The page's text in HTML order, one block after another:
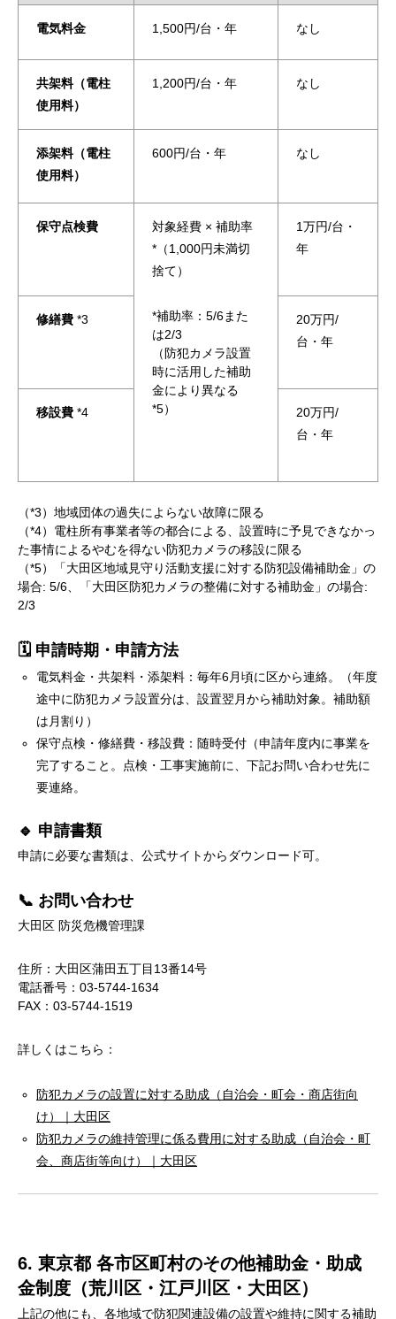
電気料金 1,500円/台・年 なし
共架料（電柱
使用料）
1,200円/台・年 なし
添架料（電柱
使用料）
600円/台・年 なし
保守点検費
対象経費 × 補助率
*（1,000円未満切
捨て）
*補助率：5/6また
は2/3
（防犯カメラ設置
時に活用した補助
金により異なる
*5）
1万円/台・
年
修繕費 *3
20万円/
台・年
移設費 *4
20万円/
台・年
（*3）地域団体の過失によらない故障に限る
（*4）電柱所有事業者等の都合による、設置時に予見できなかっ
た事情によるやむを得ない防犯カメラの移設に限る
（*5）「大田区地域見守り活動支援に対する防犯設備補助金」の
場合: 5/6、「大田区防犯カメラの整備に対する補助金」の場合:
2/3
🗓️ 申請時期・申請方法
電気料金・共架料・添架料：毎年6月頃に区から連絡。（年度
途中に防犯カメラ設置分は、設置翌月から補助対象。補助額
は月割り）
保守点検・修繕費・移設費：随時受付（申請年度内に事業を
完了すること。点検・工事実施前に、下記お問い合わせ先に
要連絡。
🔹 申請書類
申請に必要な書類は、公式サイトからダウンロード可。
📞 お問い合わせ
大田区 防災危機管理課
住所：大田区蒲田五丁目13番14号
電話番号：03-5744-1634
FAX：03-5744-1519
詳しくはこちら：
防犯カメラの設置に対する助成（自治会・町会・商店街向
け）｜大田区
防犯カメラの維持管理に係る費用に対する助成（自治会・町
会、商店街等向け）｜大田区
6. 東京都 各市区町村のその他補助金・助成
金制度（荒川区・江戸川区・大田区）
上記の他にも、各地域で防犯関連設備の設置や維持に関する補助